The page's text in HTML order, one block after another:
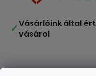
✓Vásárlóink által
vásárol